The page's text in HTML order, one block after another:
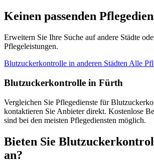
Keinen passenden
Erweitern Sie Ihre Suche auf andere Städte
Pflegeleistungen.
Blutzuckerkontrolle in anderen Städten Alle
Blutzuckerkontrolle in Fürth
Vergleichen Sie Pflegedienste für
kontaktieren Sie Anbieter direkt. Kostenlose
sind bei den meisten Pflegediensten möglich.
Bieten Sie
an?